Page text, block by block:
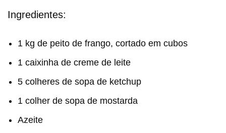
Ingredientes:
1 kg de peito de frango, cortado em cubos
1 caixinha de creme de leite
5 colheres de sopa de ketchup
1 colher de sopa de mostarda
Azeite